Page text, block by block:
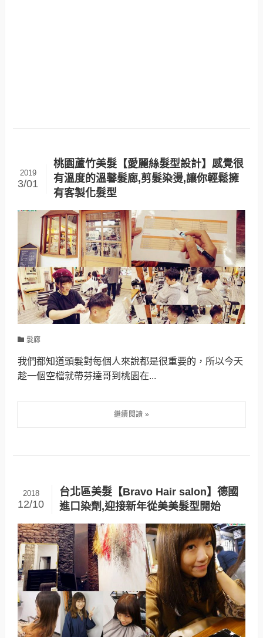
桃園蘆竹美髮【愛麗絲髮型設計】感覺很
有溫度的溫馨髮廊,剪髮染燙,讓你輕鬆擁
有客製化髮型
2019
3/01
髮廊
我們都知道頭髮對每個人來說都是很重要的，所以今天
趁一個空檔就帶芬達哥到桃園在...
台北區美髮【Bravo Hair salon】德國
進口染劑,迎接新年從美美髮型開始
2018
12/10